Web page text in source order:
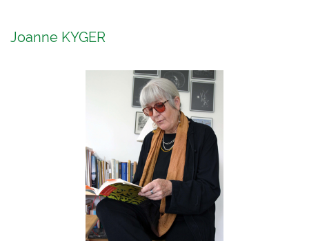
Joanne KYGER